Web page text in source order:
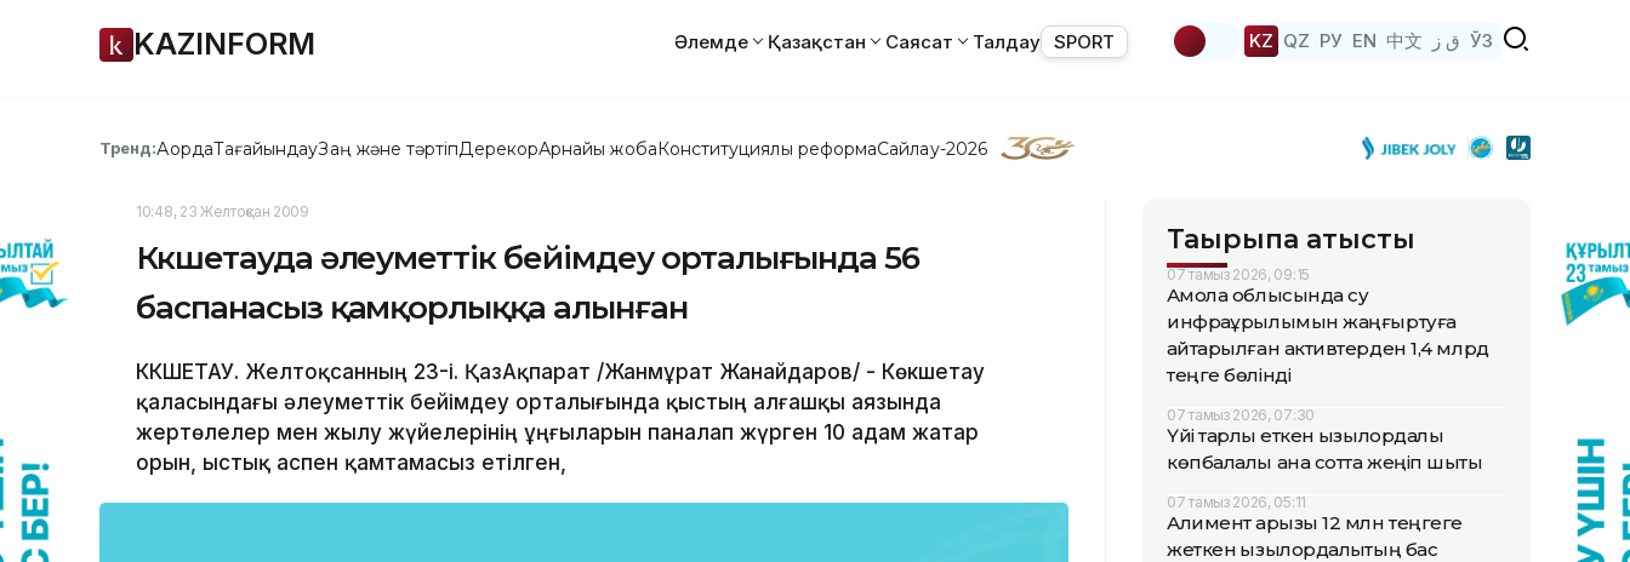
KAZINFORM Әлемде Қазақстан Саясат Талдау SPORT KZ QZ РУ EN 中文 ق ز ЎЗ
Тренд:АқордаТағайындауЗаң және тәртіпДерекқорАрнайы жобаКонституциялық реформаСайлау-2026
10:48, 23 Желтоқсан 2009
Көкшетауда әлеуметтік бейімдеу орталығында 56
баспанасыз қамқорлыққа алынған
КӨКШЕТАУ. Желтоқсанның 23-і. ҚазАқпарат /Жанмұрат Жанайдаров/ - Көкшетау
қаласындағы әлеуметтік бейімдеу орталығында қыстың алғашқы аязында
жертөлелер мен жылу жүйелерінің ұңғыларын паналап жүрген 10 адам жатар
орын, ыстық аспен қамтамасыз етілген,
Тақырыпқа қатысты
07 тамыз 2026, 09:15
Ақмола облысында су
инфрақұрылымын жаңғыртуға
қайтарылған активтерден 1,4 млрд
теңге бөлінді
07 тамыз 2026, 07:30
Үйі тарлық еткен қызылордалық
көпбалалы ана сотта жеңіп шықты
07 тамыз 2026, 05:11
Алимент қарызы 12 млн теңгеге
жеткен қызылордалықтың бас